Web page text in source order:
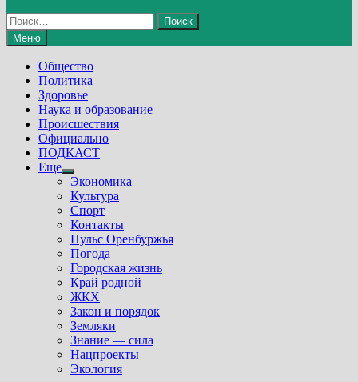
Найти:
Меню
Общество
Политика
Здоровье
Наука и образование
Происшествия
Официально
ПОДКАСТ
Еще
Show
sub
menu
Экономика
Культура
Спорт
Контакты
Пульс Оренбуржья
Погода
Городская жизнь
Край родной
ЖКХ
Закон и порядок
Земляки
Знание — сила
Нацпроекты
Экология